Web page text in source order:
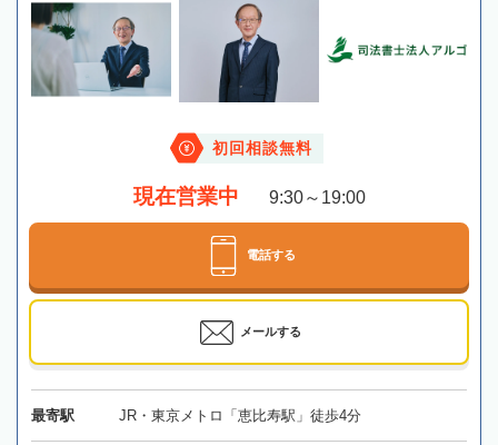
初回相談無料
現在営業中 9:30～19:00
電話する
メールする
最寄駅 JR・東京メトロ「恵比寿駅」徒歩4分